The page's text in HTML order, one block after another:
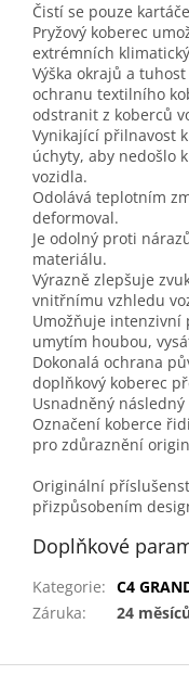
Čistí se pouze
Pryžový koberec
extrémních
Výška okrajů a
ochranu textilního
odstranit z koberců
Vynikající přilnavost
úchyty, aby nedošlo
vozidla.
Odolává teplotním
deformoval.
Je odolný proti
materiálu.
Výrazně zlepšuje
vnitřnímu vzhledu
Umožňuje intenzivní
umytím houbou,
Dokonalá ochrana
doplňkový koberec
Usnadněný
Označení koberce
pro zdůraznění
Originální
přizpůsobením
Doplňkové
Kategorie: C4
Záruka: 24 měsíců
Z